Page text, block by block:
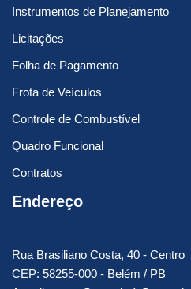
Instrumentos de Planejamento
Licitações
Folha de Pagamento
Frota de Veículos
Controle de Combustível
Quadro Funcional
Contratos
Endereço
Rua Brasiliano Costa, 40 - Centro
CEP: 58255-000 - Belém / PB